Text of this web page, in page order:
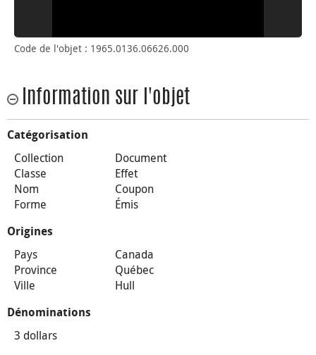
Code de l'objet : 1965.0136.06626.000
Information sur l'objet
Catégorisation
Collection
Document
Classe
Effet
Nom
Coupon
Forme
Émis
Origines
Pays
Canada
Province
Québec
Ville
Hull
Dénominations
3 dollars